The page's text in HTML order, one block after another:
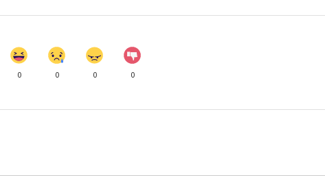
0 0 0 0